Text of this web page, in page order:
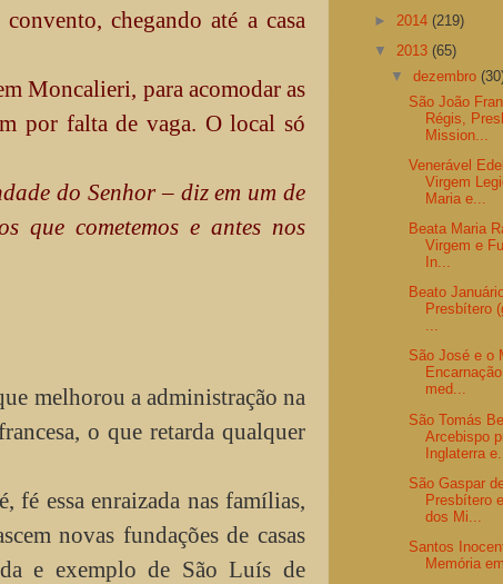
chegando até a casa
Moncalieri, para acomodar as
por falta de vaga. O local só
do Senhor – diz em um de
que cometemos e antes nos
melhorou a administração na
o que retarda qualquer
fé essa enraizada nas famílias,
novas fundações de casas
e exemplo de São Luís de
► 2014 (219)
▼ 2013 (65)
▼dezembro
São João
Régis,
Mission...
Venerável
Virgem
Maria e...
Beata Maria
Virgem e
In...
Beato
Presbítero
...
São José e o
med...
São Tomás
Arcebispo
Inglaterra e...
São Gaspar
Presbítero
dos Mi...
Santos
Memória